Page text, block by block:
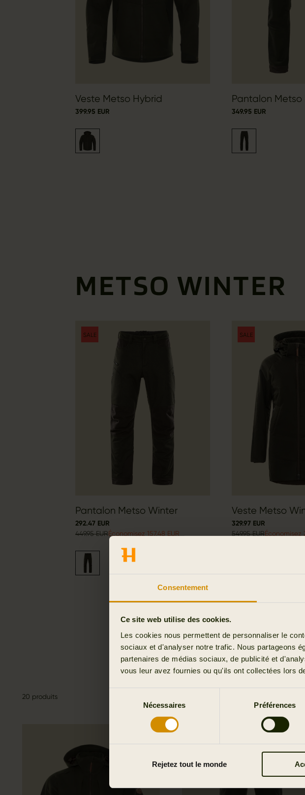
Consentement
Ce site web utilise des cookies.
Les cookies nous permettent de personnaliser le
sociaux et d'analyser notre trafic. Nous partageons
partenaires de médias sociaux, de publicité et
vous leur avez fournies ou qu'ils ont collectées lors
consentement
Nécessaires Préférences
Rejetez tout le monde
Veste Metso Hybrid
399.95 EUR
Pantalon Metso
349.95 EUR
METSO WINTER
SALE
Pantalon Metso Winter
292.47 EUR
449.95 EURÉconomisez 157.48 EUR
SALE
Veste Metso
329.97 EUR
549.95 EURÉconomisez
20 produits